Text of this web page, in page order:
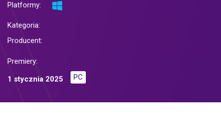
Platformy:
Kategoria:
Producent:
Premiery:
1 stycznia 2025
PC